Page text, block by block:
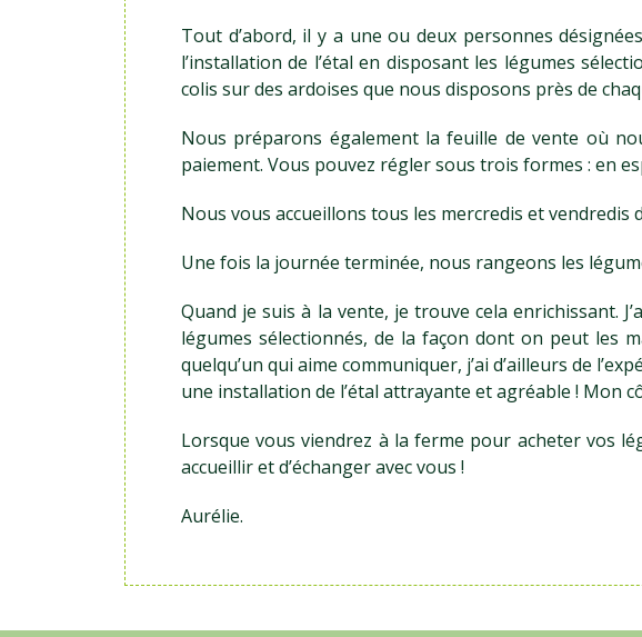
Tout d’abord, il y a une ou deux personnes
l’installation de l’étal en disposant les légumes
colis sur des ardoises que nous disposons près de
Nous préparons également la feuille de vente où
paiement. Vous pouvez régler sous trois formes : en
Nous vous accueillons tous les mercredis et vendredis
Une fois la journée terminée, nous rangeons les
Quand je suis à la vente, je trouve cela enrichissant.
légumes sélectionnés, de la façon dont on peut les
quelqu’un qui aime communiquer, j’ai d’ailleurs de
une installation de l’étal attrayante et agréable ! Mon
Lorsque vous viendrez à la ferme pour acheter vos
accueillir et d’échanger avec vous !
Aurélie.